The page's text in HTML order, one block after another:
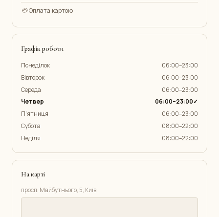
💳Оплата картою
Графік роботи
Понеділок
06:00–23:00
Вівторок
06:00–23:00
Середа
06:00–23:00
Четвер
06:00–23:00✓
П'ятниця
06:00–23:00
Субота
08:00–22:00
Неділя
08:00–22:00
На карті
просп. Майбутнього, 5, Київ